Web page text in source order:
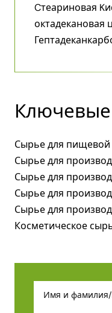
Cтеариновая
октадекановая
Сырье для
Сырье для
Сырье для
Сырье для
Сырье для
Косметическое